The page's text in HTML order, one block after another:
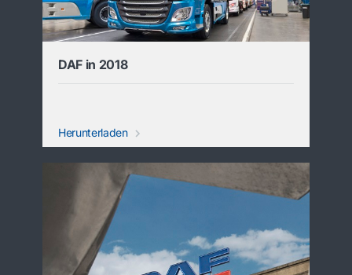
DAF in 2018
Herunterladen